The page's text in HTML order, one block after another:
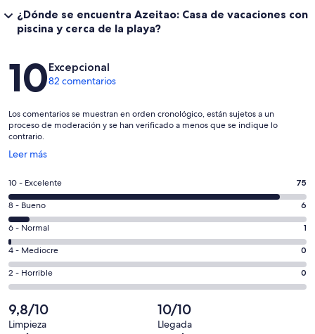
¿Dónde se encuentra Azeitao: Casa de vacaciones con
piscina y cerca de la playa?
Comentarios
10Excepcional
82 comentarios
Los comentarios se muestran en orden cronológico, están sujetos a un
proceso de moderación y se han verificado a menos que se indique lo
contrario.
Leer más
Se
en
una
ventana
nueva
75
comentarios
de
un
total
de
82
con
una
puntuación
10 - Excelente 75
6
comentarios
de
un
total
de
con
una
8 - Bueno 6
1
comentarios
de
un
total
de
82
6 - Normal 1
0
comentarios
de
total
de
4 - Mediocre 0
0
comentarios
de
un
2 - Horrible 0
9,8/10
Limpieza
10/10
Llegada